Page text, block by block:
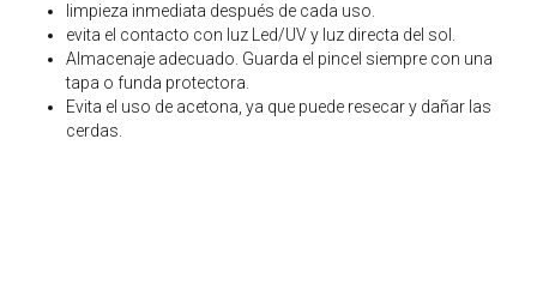
limpieza inmediata después de cada uso.
⁠evita el contacto con luz Led/UV y luz directa del sol.
⁠⁠Almacenaje adecuado. Guarda el pincel siempre con una
tapa o funda protectora.
⁠⁠Evita el uso de acetona, ya que puede resecar y dañar las
cerdas.